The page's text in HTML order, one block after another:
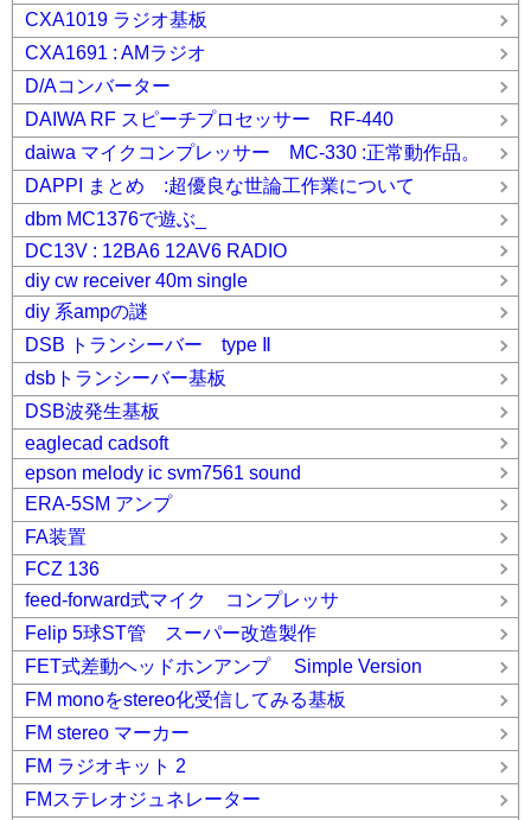
CXA1019 ラジオ基板
CXA1691 : AMラジオ
D/Aコンバーター
DAIWA RF スピーチプロセッサー RF-440
daiwa マイクコンプレッサー MC-330 :正常動作品。
DAPPI まとめ :超優良な世論工作業について
dbm MC1376で遊ぶ_
DC13V : 12BA6 12AV6 RADIO
diy cw receiver 40m single
diy 系ampの謎
DSB トランシーバー type Ⅱ
dsbトランシーバー基板
DSB波発生基板
eaglecad cadsoft
epson melody ic svm7561 sound
ERA-5SM アンプ
FA装置
FCZ 136
feed-forward式マイク コンプレッサ
Felip 5球ST管 スーパー改造製作
FET式差動ヘッドホンアンプ Simple Version
FM monoをstereo化受信してみる基板
FM stereo マーカー
FM ラジオキット 2
FMステレオジュネレーター